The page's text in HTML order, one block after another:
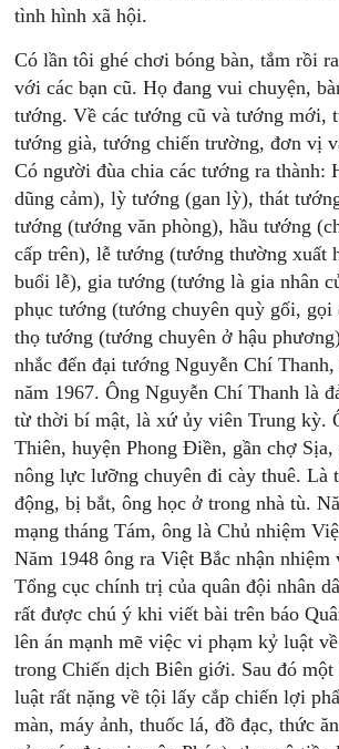
tình hình xã hội.
Có lần tôi ghé chơi bóng bàn, tắm rồi
với các bạn cũ. Họ đang vui chuyện,
tướng. Về các tướng cũ và tướng mới,
tướng già, tướng chiến trường, đơn vị
Có người đùa chia các tướng ra thành:
dũng cảm), lỳ tướng (gan lỳ), thát
tướng (tướng văn phòng), hầu tướng
cấp trên), lễ tướng (tướng thường xuất
buổi lễ), gia tướng (tướng là gia nhân
phục tướng (tướng chuyên quỳ gối, gọi
thọ tướng (tướng chuyên ở hậu
nhắc đến đại tướng Nguyễn Chí
năm 1967. Ông Nguyễn Chí Thanh là
từ thời bí mật, là xứ ủy viên Trung kỳ.
Thiên, huyện Phong Điền, gần chợ
nông lực lưỡng chuyên đi cày thuê. Là
động, bị bắt, ông học ở trong nhà tù.
mạng tháng Tám, ông là Chủ nhiệm
Năm 1948 ông ra Việt Bắc nhận nhiệm
Tổng cục chính trị của quân đội nhân
rất được chú ý khi viết bài trên báo
lên án mạnh mẽ việc vi phạm kỷ luật
trong Chiến dịch Biên giới. Sau đó
luật rất nặng về tội lấy cắp chiến lợi
màn, máy ảnh, thuốc lá, đồ đạc, thức